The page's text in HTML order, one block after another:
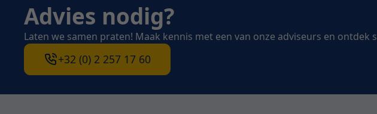
Advies nodig?
Laten we samen praten! Maak kennis met een van onze adviseurs en
+32 (0) 2 257 17 60